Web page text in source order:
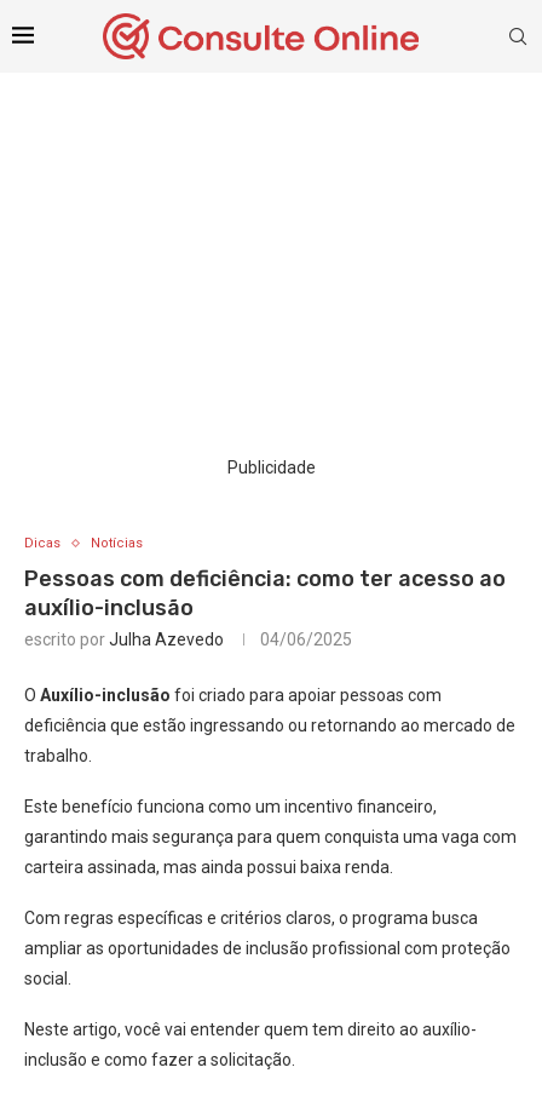
Publicidade
Dicas Notícias
Pessoas com deficiência: como ter acesso ao
auxílio-inclusão
escrito porJulha Azevedo 04/06/2025
O Auxílio-inclusão foi criado para apoiar pessoas com
deficiência que estão ingressando ou retornando ao mercado de
trabalho.
Este benefício funciona como um incentivo financeiro,
garantindo mais segurança para quem conquista uma vaga com
carteira assinada, mas ainda possui baixa renda.
Com regras específicas e critérios claros, o programa busca
ampliar as oportunidades de inclusão profissional com proteção
social.
Neste artigo, você vai entender quem tem direito ao auxílio-
inclusão e como fazer a solicitação.